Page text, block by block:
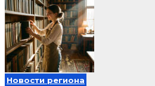
Новости региона